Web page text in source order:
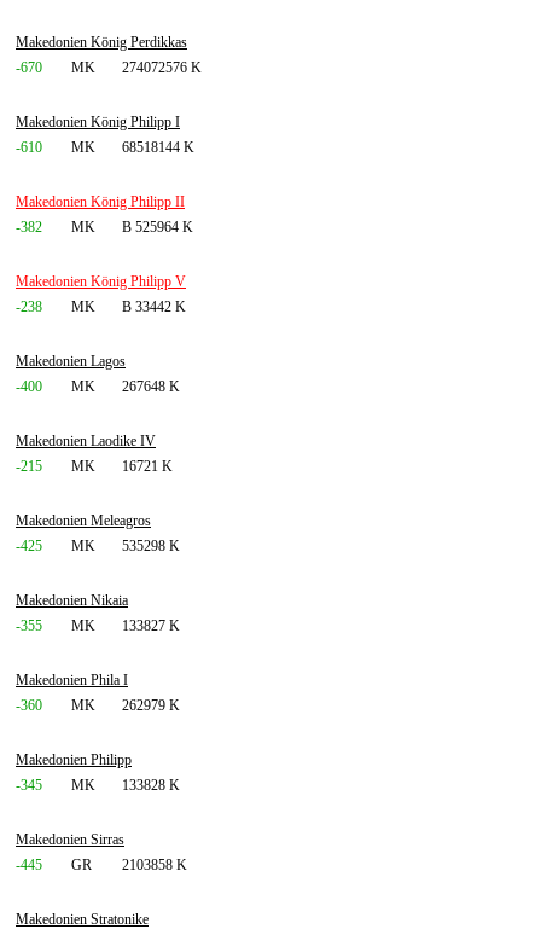
Makedonien König Perdikkas
-670
MK 274072576 K
Makedonien König Philipp I
-610
MK 68518144 K
Makedonien König Philipp II
-382
MK B 525964 K
Makedonien König Philipp V
-238
MK B 33442 K
Makedonien Lagos
-400
MK 267648 K
Makedonien Laodike IV
-215
MK 16721 K
Makedonien Meleagros
-425
MK 535298 K
Makedonien Nikaia
-355
MK 133827 K
Makedonien Phila I
-360
MK 262979 K
Makedonien Philipp
-345
MK 133828 K
Makedonien Sirras
-445
GR 2103858 K
Makedonien Stratonike